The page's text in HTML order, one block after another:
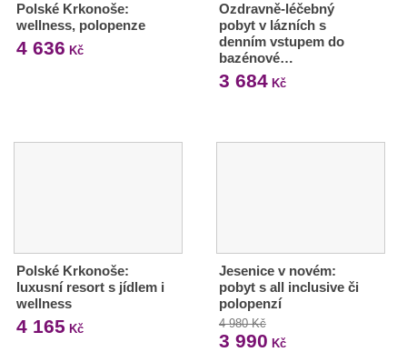
Polské Krkonoše:
wellness, polopenze
4 636 Kč
Ozdravně-léčebný
pobyt v lázních s
denním vstupem do
bazénové…
3 684Kč
Polské Krkonoše:
luxusní resort s jídlem i
wellness
4 165 Kč
Jesenice v novém:
pobyt s all inclusive či
polopenzí
4 980 Kč
3 990 Kč